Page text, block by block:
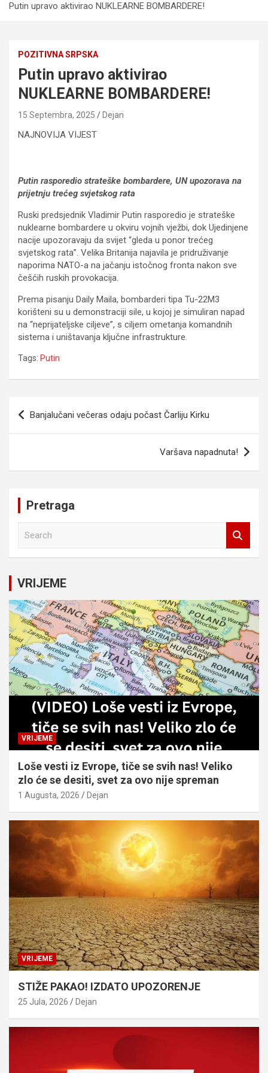
Putin upravo aktivirao NUKLEARNE BOMBARDERE!
POZITIVNA SRPSKA
Putin upravo aktivirao
NUKLEARNE BOMBARDERE!
15 Septembra, 2025 Dejan
NAJNOVIJA VIJEST
Putin rasporedio strateške bombardere, UN upozorava na
prijetnju trećeg svjetskog rata
Ruski predsjednik Vladimir Putin rasporedio je strateške
nuklearne bombardere u okviru vojnih vježbi, dok Ujedinjene
nacije upozoravaju da svijet “gleda u ponor trećeg
svjetskog rata”. Velika Britanija najavila je pridruživanje
naporima NATO-a na jačanju istočnog fronta nakon sve
češćih ruskih provokacija.
Prema pisanju Daily Maila, bombarderi tipa Tu-22M3
korišteni su u demonstraciji sile, u kojoj je simuliran napad
na “neprijateljske ciljeve”, s ciljem ometanja komandnih
sistema i uništavanja ključne infrastrukture.
Tags: Putin
Navigacija
članaka
Banjalučani večeras odaju počast Čarliju Kirku
Varšava napadnuta!
Pretraga
c
h
VRIJEME
VRIJEME
Loše vesti iz Evrope, tiče se svih nas! Veliko
zlo će se desiti, svet za ovo nije spreman
1 Augusta, 2026 Dejan
VRIJEME
STIŽE PAKAO! IZDATO UPOZORENJE
25 Jula, 2026 Dejan